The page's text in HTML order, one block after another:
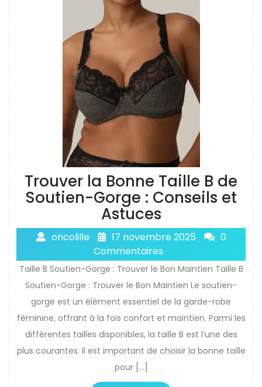
Trouver la Bonne Taille B de
Soutien-Gorge : Conseils et
Astuces
oncolille 17 novembre 2025
0
Commentaires
Taille B Soutien-Gorge : Trouver le Bon Maintien Taille B
Soutien-Gorge : Trouver le Bon Maintien Le soutien-
gorge est un élément essentiel de la garde-robe
féminine, offrant à la fois confort et maintien. Parmi les
différentes tailles disponibles, la taille B est l’une des
plus courantes. Il est important de choisir la bonne taille
pour […]